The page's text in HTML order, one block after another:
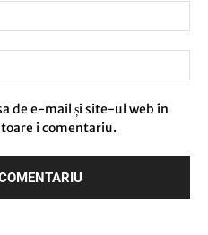
de e-mail și site-ul web în
i comentariu.